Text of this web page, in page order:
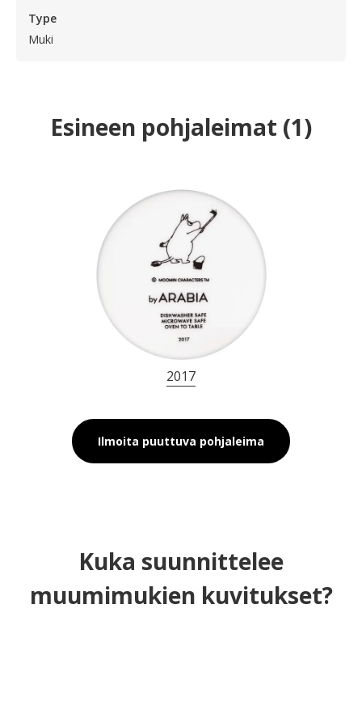
Type
Muki
Esineen pohjaleimat (1)
2017
Ilmoita puuttuva pohjaleima
Kuka suunnittelee
muumimukien kuvitukset?